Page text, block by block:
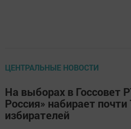
ЦЕНТРАЛЬНЫЕ НОВОСТИ
На выборах в Госсовет
Россия» набирает почти
избирателей